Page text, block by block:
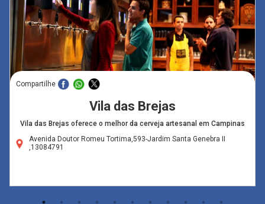
Compartilhe
Vila das Brejas
Vila das Brejas oferece o melhor da cerveja artesanal em Campinas
Avenida Doutor Romeu Tortima,593-Jardim Santa Genebra II
,13084791